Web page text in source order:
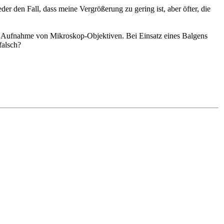
den Fall, dass meine Vergrößerung zu gering ist, aber öfter, die
von Mikroskop-Objektiven. Bei Einsatz eines Balgens